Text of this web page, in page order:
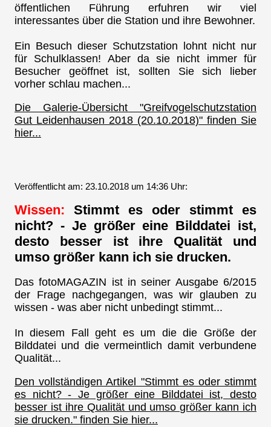
öffentlichen Führung erfuhren wir viel
interessantes über die Station und ihre Bewohner.
Ein Besuch dieser Schutzstation lohnt nicht nur
für Schulklassen! Aber da sie nicht immer für
Besucher geöffnet ist, sollten Sie sich lieber
vorher schlau machen...
Die Galerie-Übersicht "Greifvogelschutzstation
Gut Leidenhausen 2018 (20.10.2018)" finden Sie
hier...
Veröffentlicht am: 23.10.2018 um 14:36 Uhr:
Wissen: Stimmt es oder stimmt es
nicht? - Je größer eine Bilddatei ist,
desto besser ist ihre Qualität und
umso größer kann ich sie drucken.
Das fotoMAGAZIN ist in seiner Ausgabe 6/2015
der Frage nachgegangen, was wir glauben zu
wissen - was aber nicht unbedingt stimmt...
In diesem Fall geht es um die die Größe der
Bilddatei und die vermeintlich damit verbundene
Qualität...
Den vollständigen Artikel "Stimmt es oder stimmt
es nicht? - Je größer eine Bilddatei ist, desto
besser ist ihre Qualität und umso größer kann ich
sie drucken." finden Sie hier...